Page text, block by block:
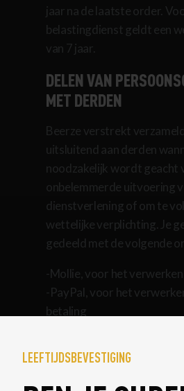
jaar na de laatste order.
belastingdienst geldt een
van 7 jaar.
DELEN VAN
MET DERDEN
Beerze verstrekt
uitsluitend aan derden
noodzakelijk wordt geacht
onbelemmerde uitvoering
dienstverlening of om te
wettelijke verplichting. Je
gedeeld met de volgende
-Mollie, voor het
-PayPal, voor het
betaling
-Belastingdienst, voor de
bepaling
LEEFTIJDSBEVESTIGING